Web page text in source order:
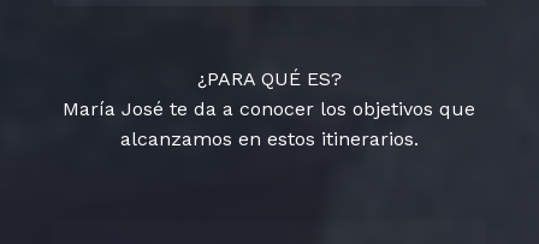
¿PARA QUÉ ES?
María José te da a conocer los objetivos que
alcanzamos en estos itinerarios.